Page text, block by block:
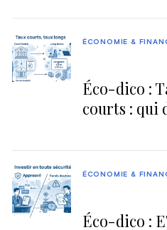
Éco-dico :
courts : qui
ÉCONOMIE &
Éco-dico :
ÉCONOMIE &